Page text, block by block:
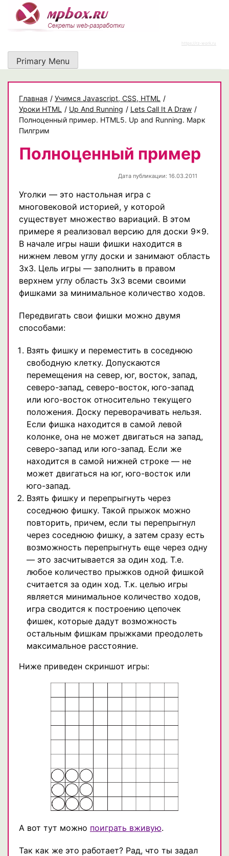
content
https://rz-work.ru
Primary Menu
Главная / Учимся Javascript, CSS, HTML
/
Уроки HTML
/ Up And Running / Lets Call It A Draw /
Полноценный пример. HTML5. Up and Running. Марк
Пилгрим
Полноценный пример
Дата публикации: 16.03.2011
Уголки — это настольная игра с
многовековой историей, у которой
существует множество вариаций. В этом
примере я реализовал версию для доски 9×9.
В начале игры наши фишки находится в
нижнем левом углу доски и занимают область
3х3. Цель игры — заполнить в правом
верхнем углу область 3х3 всеми своими
фишками за минимальное количество ходов.
Передвигать свои фишки можно двумя
способами:
Взять фишку и переместить в соседнюю
свободную клетку. Допускаются
перемещения на север, юг, восток, запад,
северо-запад, северо-восток, юго-запад
или юго-восток относительно текущего
положения. Доску переворачивать нельзя.
Если фишка находится в самой левой
колонке, она не может двигаться на запад,
северо-запад или юго-запад. Если же
находится в самой нижней строке — не
может двигаться на юг, юго-восток или
юго-запад.
Взять фишку и перепрыгнуть через
соседнюю фишку. Такой прыжок можно
повторить, причем, если ты перепрыгнул
через соседнюю фишку, а затем сразу есть
возможность перепрыгнуть еще через одну
— это засчитывается за один ход. Т.е.
любое количество прыжков одной фишкой
считается за один ход. Т.к. целью игры
является минимальное количество ходов,
игра сводится к построению цепочек
фишек, которые дадут возможность
остальным фишкам прыжками преодолеть
максимальное расстояние.
Ниже приведен скриншот игры:
А вот тут можно поиграть вживую.
Так как же это работает? Рад, что ты задал